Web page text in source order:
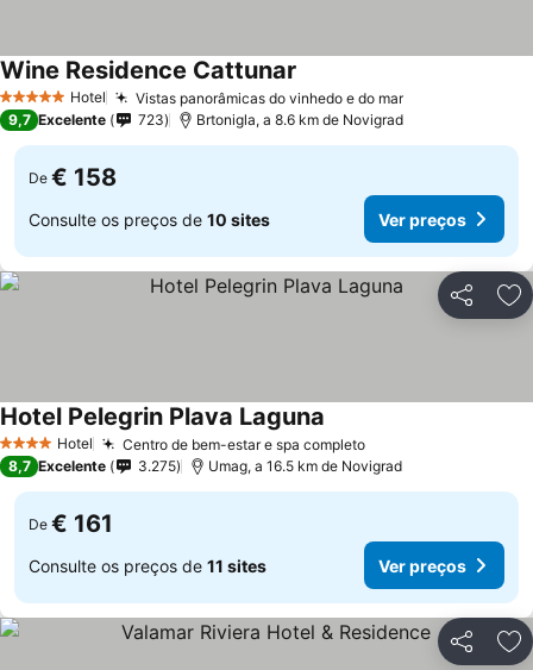
5 Estrelas Hotel Vistas panorâmicas do vinhedo e do mar
Wine Residence Cattunar
9,7 Excelente 723 Brtonigla, a 8.6 km de Novigrad
De € 158
Consulte os preços de 10 sites Ver preços
Partilhar
4 EstrelasHotel Centro de bem-estar e spa completo
Hotel Pelegrin Plava Laguna
8,7 Excelente 3.275 Umag, a 16.5 km de Novigrad
De € 161
Consulte os preços de 11 sites Ver preços
Partilhar